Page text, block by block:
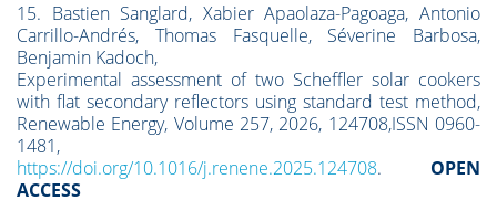
15. Bastien Sanglard, Xabier Apaolaza-Pagoaga, Antonio
Carrillo-Andrés, Thomas Fasquelle, Séverine Barbosa,
Benjamin Kadoch,
Experimental assessment of two Scheffler solar cookers
with flat secondary reflectors using standard test method,
Renewable Energy, Volume 257, 2026, 124708,ISSN 0960-
1481,
https://doi.org/10.1016/j.renene.2025.124708. OPEN
ACCESS